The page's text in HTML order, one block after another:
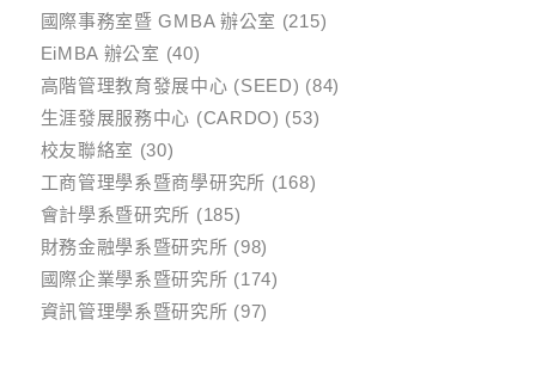
國際事務室暨 GMBA 辦公室 (215)
EiMBA 辦公室 (40)
高階管理教育發展中心 (SEED) (84)
生涯發展服務中心 (CARDO) (53)
校友聯絡室 (30)
工商管理學系暨商學研究所 (168)
會計學系暨研究所 (185)
財務金融學系暨研究所 (98)
國際企業學系暨研究所 (174)
資訊管理學系暨研究所 (97)